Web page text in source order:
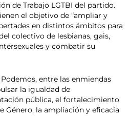
de Trabajo LGTBI del partido.
el objetivo de “ampliar y
en distintos ámbitos para
colectivo de lesbianas, gais,
y combatir su
entre las enmiendas
la igualdad de
pública, el fortalecimiento
Género, la ampliación y eficacia